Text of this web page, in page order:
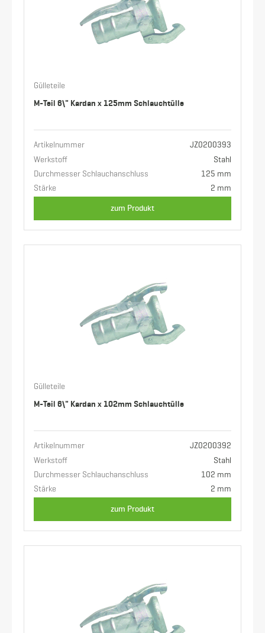
Gülleteile
M-Teil 6\" Kardan x 125mm Schlauchtülle
Artikelnummer
JZ0200393
Werkstoff
Stahl
Durchmesser Schlauchanschluss
125 mm
Stärke
2 mm
zum Produkt
Gülleteile
M-Teil 6\" Kardan x 102mm Schlauchtülle
Artikelnummer
JZ0200392
Werkstoff
Stahl
Durchmesser Schlauchanschluss
102 mm
Stärke
2 mm
zum Produkt